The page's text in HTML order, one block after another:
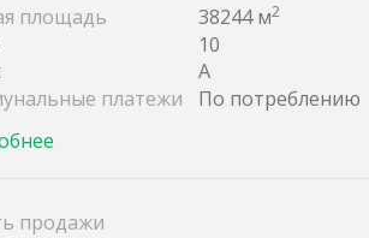
площадь 38244 м2
10
A
платежи
По потреблению
продажи